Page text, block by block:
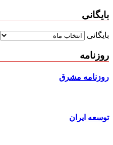
بایگانی
بایگانی
روزنامه
روزنامه مشرق
توسعه ایران